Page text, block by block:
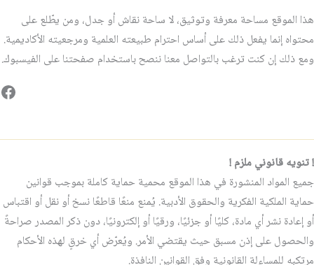
هذا الموقع مساحة معرفة وتوثيق، لا ساحة نقاش أو جدل، ومن يطّلع على
محتواه إنما يفعل ذلك على أساس احترام طبيعته العلمية ومرجعيته الأكاديمية.
ومع ذلك إن كنت ترغب بالتواصل معنا ننصح باستخدام صفحتنا على الفيسبوك.
! تنويه قانوني ملزم !
جميع المواد المنشورة في هذا الموقع محمية حماية كاملة بموجب قوانين
حماية الملكية الفكرية والحقوق الأدبية. يُمنع منعًا قاطعًا نسخ أو نقل أو اقتباس
أو إعادة نشر أي مادة، كليًا أو جزئيًا، ورقيًا أو إلكترونيًا، دون ذكر المصدر صراحةً
والحصول على إذن مسبق حيث يقتضي الأمر. ويُعرّض أي خرقٍ لهذه الأحكام
مرتكبه للمساءلة القانونية وفق القوانين النافذة.